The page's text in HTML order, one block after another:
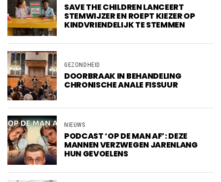
SAVE THE CHILDREN LANCEERT
STEMWIJZER EN ROEPT KIEZER OP
KINDVRIENDELIJK TE STEMMEN
GEZONDHEID
DOORBRAAK IN BEHANDELING
CHRONISCHE ANALE FISSUUR
NIEUWS
PODCAST ‘OP DE MAN AF’: DEZE
MANNEN VERZWEGEN JARENLANG
HUN GEVOELENS